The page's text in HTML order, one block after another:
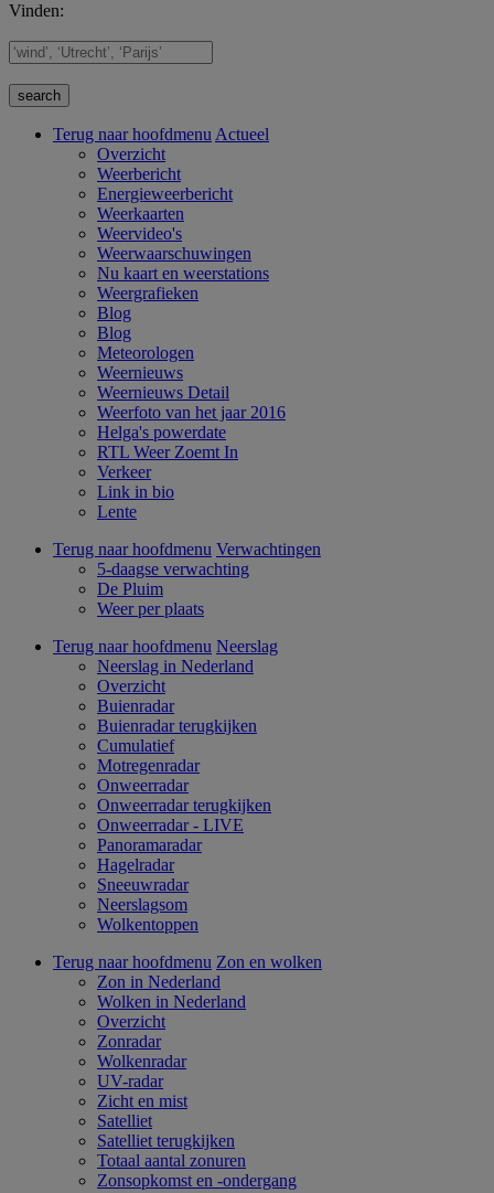
Vinden:
Terug naar hoofdmenu Actueel
Overzicht
Weerbericht
Energieweerbericht
Weerkaarten
Weervideo's
Weerwaarschuwingen
Nu kaart en weerstations
Weergrafieken
Blog
Blog
Meteorologen
Weernieuws
Weernieuws Detail
Weerfoto van het jaar 2016
Helga's powerdate
RTL Weer Zoemt In
Verkeer
Link in bio
Lente
Terug naar hoofdmenu Verwachtingen
5-daagse verwachting
De Pluim
Weer per plaats
Terug naar hoofdmenu Neerslag
Neerslag in Nederland
Overzicht
Buienradar
Buienradar terugkijken
Cumulatief
Motregenradar
Onweerradar
Onweerradar terugkijken
Onweerradar - LIVE
Panoramaradar
Hagelradar
Sneeuwradar
Neerslagsom
Wolkentoppen
Terug naar hoofdmenu Zon en wolken
Zon in Nederland
Wolken in Nederland
Overzicht
Zonradar
Wolkenradar
UV-radar
Zicht en mist
Satelliet
Satelliet terugkijken
Totaal aantal zonuren
Zonsopkomst en -ondergang